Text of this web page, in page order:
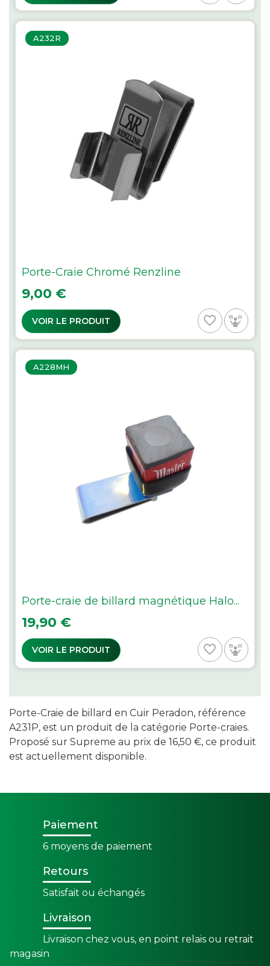
A232R
Porte-Craie Chromé Renzline
Prix
9,00 €
VOIR LE PRODUIT favorite_border
A228MH
Porte-craie de billard magnétique Halo...
Prix
19,90 €
VOIR LE PRODUIT favorite_border
Porte-Craie de billard en Cuir Peradon, référence
A231P, est un produit de la catégorie Porte-craies.
Proposé sur Supreme au prix de 16,50 €, ce produit
est actuellement disponible.
Paiement
6 moyens de paiement
Retours
Satisfait ou échangés
Livraison
Livraison chez vous, en point relais ou retrait
magasin